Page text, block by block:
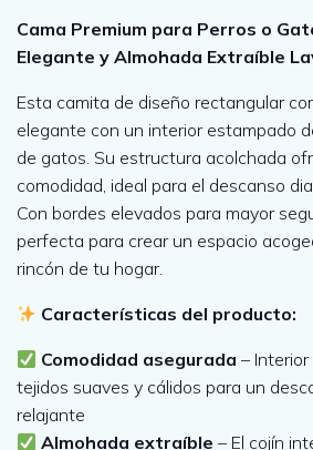
i
g
i
n
a
l
e
r
t
u
a
l
s
:
7
n
t
d
a
d
Cama Premium para Perros o
Elegante y Almohada Extraíble
Esta camita de diseño rectangular
elegante con un interior estampado
de gatos. Su estructura acolchada
comodidad, ideal para el descanso
Con bordes elevados para mayor
perfecta para crear un espacio
rincón de tu hogar.
Características del producto:
Comodidad asegurada –
tejidos suaves y cálidos para un
relajante
Almohada extraíble – El cojín